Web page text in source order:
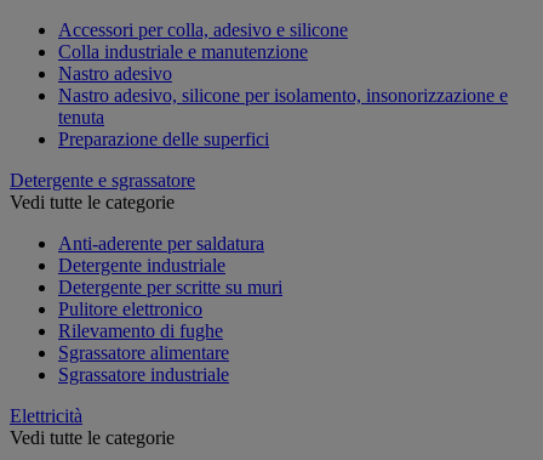
Accessori per colla, adesivo e silicone
Colla industriale e manutenzione
Nastro adesivo
Nastro adesivo, silicone per isolamento, insonorizzazione e
tenuta
Preparazione delle superfici
Detergente e sgrassatore
Vedi tutte le categorie
Anti-aderente per saldatura
Detergente industriale
Detergente per scritte su muri
Pulitore elettronico
Rilevamento di fughe
Sgrassatore alimentare
Sgrassatore industriale
Elettricità
Vedi tutte le categorie